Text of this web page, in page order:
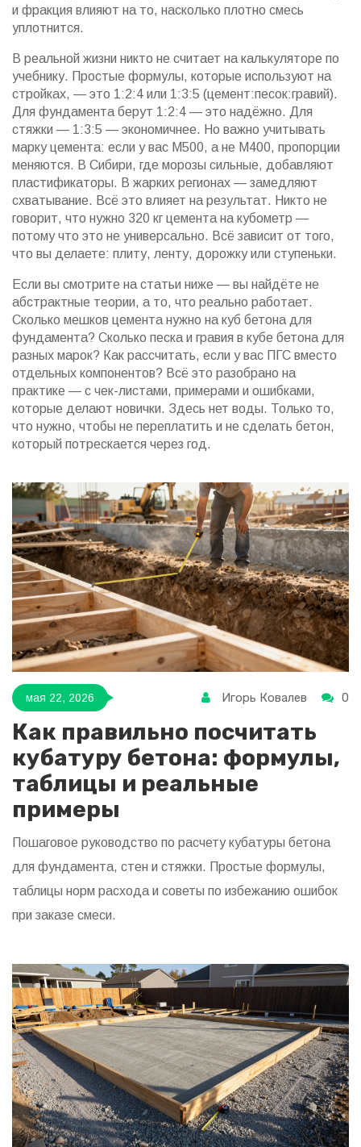
и фракция влияют на то, насколько плотно смесь
уплотнится.
В реальной жизни никто не считает на калькуляторе по
учебнику. Простые формулы, которые используют на
стройках, — это 1:2:4 или 1:3:5 (цемент:песок:гравий).
Для фундамента берут 1:2:4 — это надёжно. Для
стяжки — 1:3:5 — экономичнее. Но важно учитывать
марку цемента: если у вас М500, а не М400, пропорции
меняются. В Сибири, где морозы сильные, добавляют
пластификаторы. В жарких регионах — замедляют
схватывание. Всё это влияет на результат. Никто не
говорит, что нужно 320 кг цемента на кубометр —
потому что это не универсально. Всё зависит от того,
что вы делаете: плиту, ленту, дорожку или ступеньки.
Если вы смотрите на статьи ниже — вы найдёте не
абстрактные теории, а то, что реально работает.
Сколько мешков цемента нужно на куб бетона для
фундамента? Сколько песка и гравия в кубе бетона для
разных марок? Как рассчитать, если у вас ПГС вместо
отдельных компонентов? Всё это разобрано на
практике — с чек-листами, примерами и ошибками,
которые делают новички. Здесь нет воды. Только то,
что нужно, чтобы не переплатить и не сделать бетон,
который потрескается через год.
мая 22, 2026 Игорь Ковалев 0
Как правильно посчитать
кубатуру бетона: формулы,
таблицы и реальные
примеры
Пошаговое руководство по расчету кубатуры бетона
для фундамента, стен и стяжки. Простые формулы,
таблицы норм расхода и советы по избежанию ошибок
при заказе смеси.